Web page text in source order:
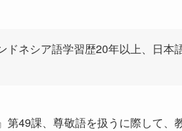
ドネシア語学習歴20年以上、日本
49課、尊敬語を扱うに際して、